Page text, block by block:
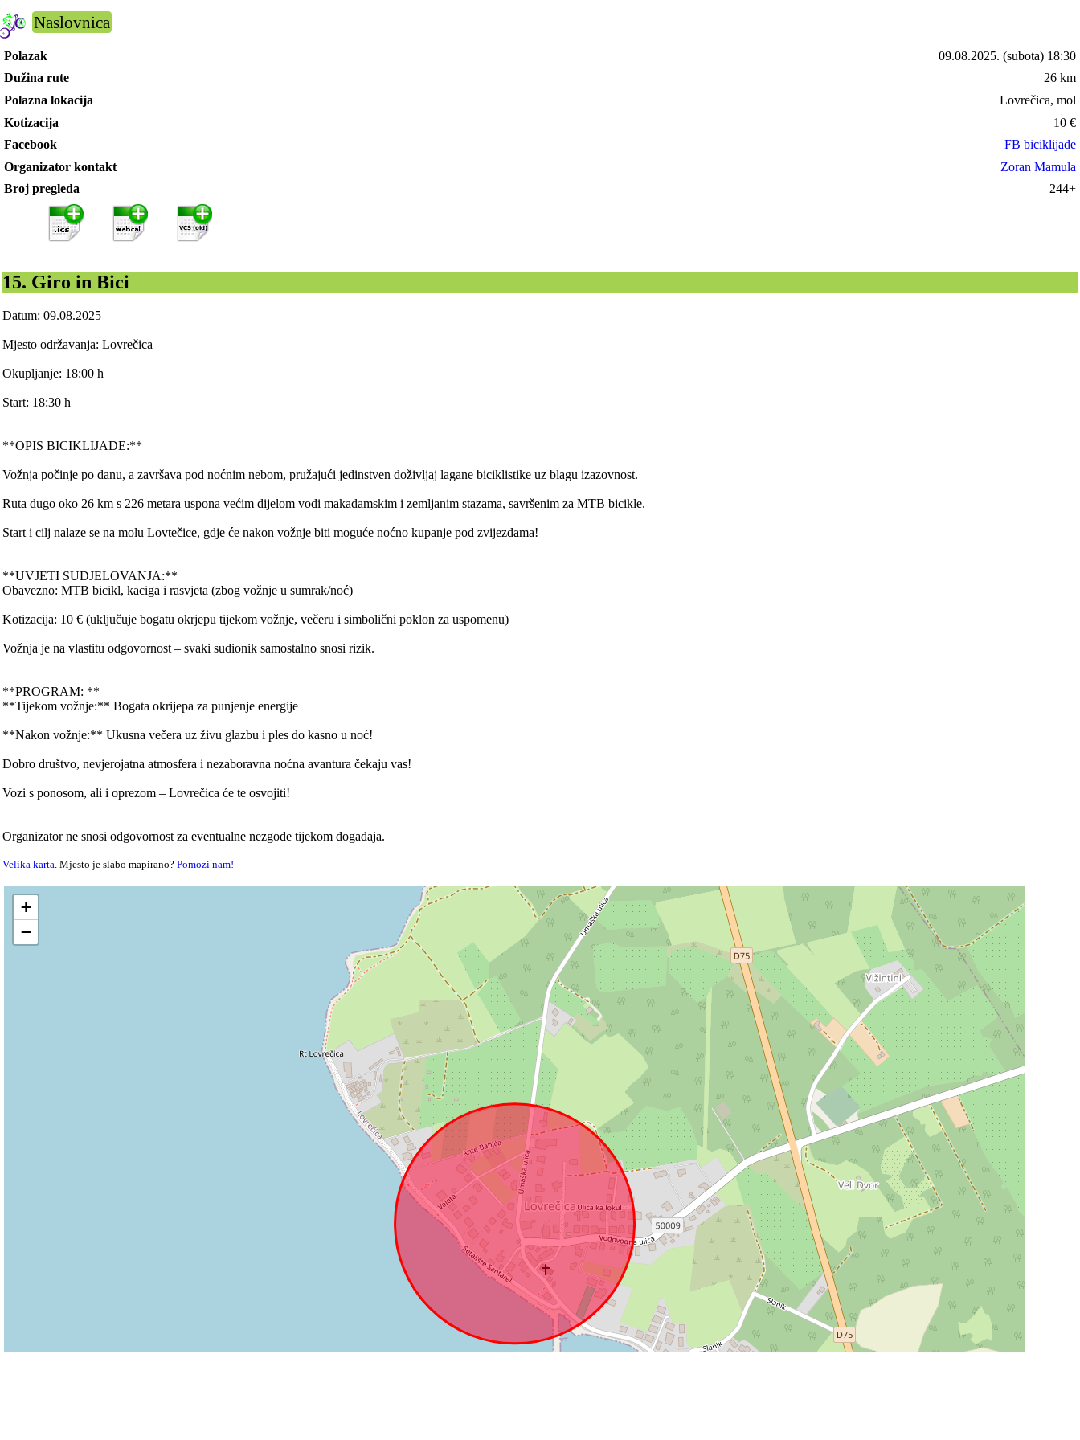
Naslovnica
Polazak 09.08.2025. (subota) 18:30
Dužina rute
26 km
Polazna lokacija
Lovrečica, mol
Kotizacija
10 €
Facebook
FB biciklijade
Organizator kontakt
Zoran Mamula
Broj pregleda
244+
15. Giro in Bici
Datum: 09.08.2025
Mjesto održavanja: Lovrečica
Okupljanje: 18:00 h
Start: 18:30 h
**OPIS BICIKLIJADE:**
Vožnja počinje po danu, a završava pod noćnim nebom, pružajući jedinstven doživljaj lagane biciklistike uz blagu izazovnost.
Ruta dugo oko 26 km s 226 metara uspona većim dijelom vodi makadamskim i zemljanim stazama, savršenim za MTB bicikle.
Start i cilj nalaze se na molu Lovtečice, gdje će nakon vožnje biti moguće noćno kupanje pod zvijezdama!
**UVJETI SUDJELOVANJA:**
Obavezno: MTB bicikl, kaciga i rasvjeta (zbog vožnje u sumrak/noć)
Kotizacija: 10 € (uključuje bogatu okrjepu tijekom vožnje, večeru i simbolični poklon za uspomenu)
Vožnja je na vlastitu odgovornost – svaki sudionik samostalno snosi rizik.
**PROGRAM: **
**Tijekom vožnje:** Bogata okrijepa za punjenje energije
**Nakon vožnje:** Ukusna večera uz živu glazbu i ples do kasno u noć!
Dobro društvo, nevjerojatna atmosfera i nezaboravna noćna avantura čekaju vas!
Vozi s ponosom, ali i oprezom – Lovrečica će te osvojiti!
Organizator ne snosi odgovornost za eventualne nezgode tijekom događaja.
Velika karta. Mjesto je slabo mapirano?Pomozi nam!
+
−